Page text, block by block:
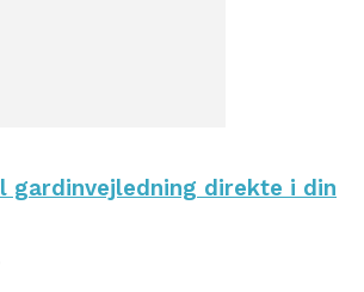
gardinvejledning direkte i din